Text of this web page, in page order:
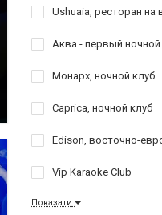
Ushuaia, ресторан на
Аква - первый
Монарх, ночной клуб
Caprica, ночной клуб
Edison, восточно-
Vip Karaoke Club
Показати